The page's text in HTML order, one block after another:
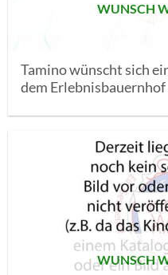
WUNSCH
Tamino wünscht sich
dem Erlebnisbauernhof
WUNSCH